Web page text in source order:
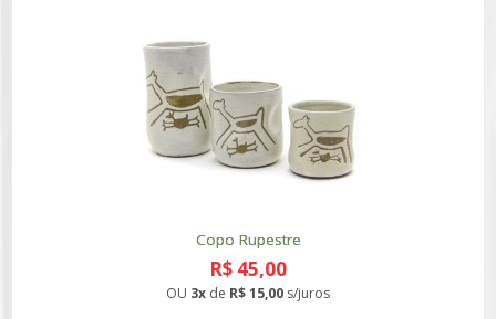
Copo Rupestre
R$ 45,00
OU 3x de R$ 15,00 s/juros